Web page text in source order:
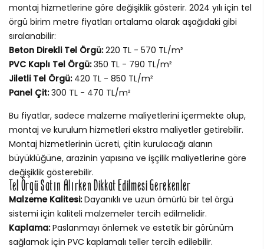
montaj hizmetlerine göre değişiklik gösterir. 2024 yılı için tel
örgü birim metre fiyatları ortalama olarak aşağıdaki gibi
sıralanabilir:
Beton Direkli Tel Örgü:220 TL - 570 TL/m²
PVC Kaplı Tel Örgü:350 TL - 790 TL/m²
Jiletli Tel Örgü:420 TL - 850 TL/m²
Panel Çit:300 TL - 470 TL/m²
Bu fiyatlar, sadece malzeme maliyetlerini içermekte olup,
montaj ve kurulum hizmetleri ekstra maliyetler getirebilir.
Montaj hizmetlerinin ücreti, çitin kurulacağı alanın
büyüklüğüne, arazinin yapısına ve işçilik maliyetlerine göre
değişiklik gösterebilir.
Tel Örgü Satın Alırken Dikkat Edilmesi Gerekenler
Malzeme Kalitesi:Dayanıklı ve uzun ömürlü bir tel örgü
sistemi için kaliteli malzemeler tercih edilmelidir.
Kaplama:Paslanmayı önlemek ve estetik bir görünüm
sağlamak için PVC kaplamalı teller tercih edilebilir.